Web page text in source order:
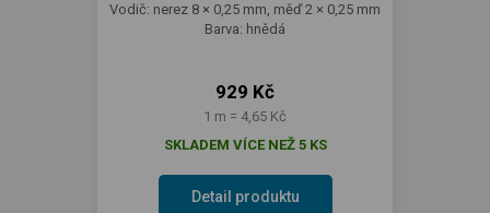
Vodič: nerez 8 × 0,25 mm, měď 2 × 0,25 mm
Barva: hnědá
929 Kč
1 m = 4,65 Kč
SKLADEM VÍCE NEŽ 5 KS
Detail produktu